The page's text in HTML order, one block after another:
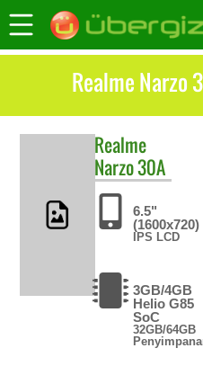
Realme Narzo
Realme
Narzo 30A
6.5"
(1600x720)
IPS LCD
3GB/4GB
Helio G85
SoC
32GB/64GB